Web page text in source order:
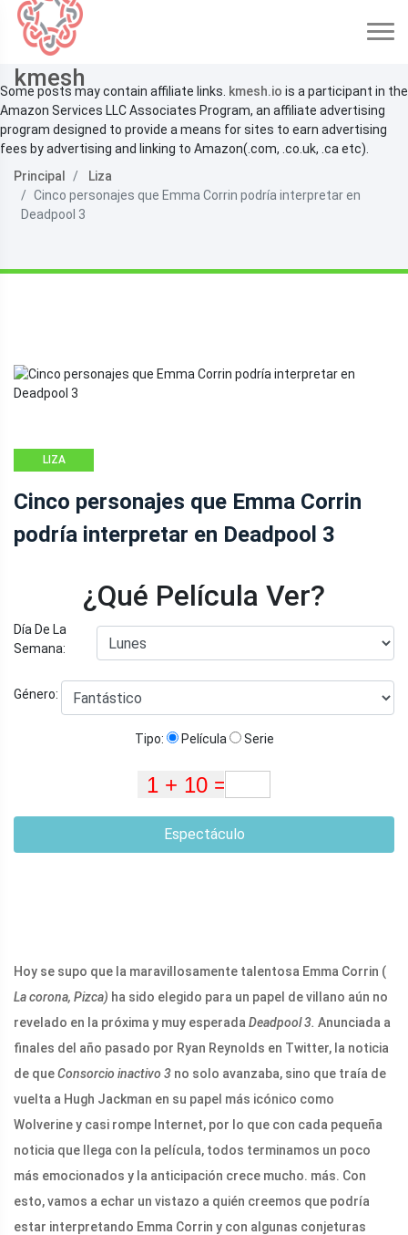
kmesh
Some posts may contain affiliate links. kmesh.io is a participant in the
Amazon Services LLC Associates Program, an affiliate advertising
program designed to provide a means for sites to earn advertising
fees by advertising and linking to Amazon(.com, .co.uk, .ca etc).
Principal
Liza
Cinco personajes que Emma Corrin podría interpretar en
Deadpool 3
LIZA
Cinco personajes que Emma Corrin
podría interpretar en Deadpool 3
¿Qué Película Ver?
Día De La
Semana:
Género:
Tipo: Película Serie
Espectáculo
Hoy se supo que la maravillosamente talentosa Emma Corrin (
La corona, Pizca) ha sido elegido para un papel de villano aún no
revelado en la próxima y muy esperada Deadpool 3. Anunciada a
finales del año pasado por Ryan Reynolds en Twitter, la noticia
de queConsorcio inactivo 3 no solo avanzaba, sino que traía de
vuelta a Hugh Jackman en su papel más icónico como
Wolverine y casi rompe Internet, por lo que con cada pequeña
noticia que llega con la película, todos terminamos un poco
más emocionados y la anticipación crece mucho. más. Con
esto, vamos a echar un vistazo a quién creemos que podría
estar interpretando Emma Corrin y con algunas conjeturas